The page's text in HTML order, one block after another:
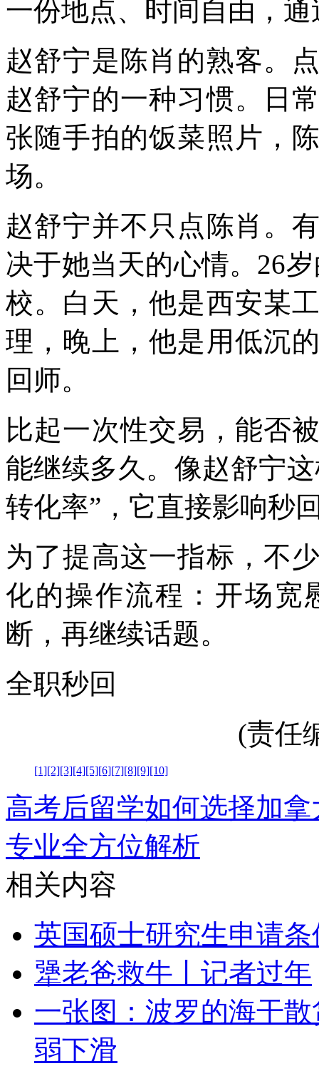
一份地点、时间自由，
赵舒宁是陈肖的熟客。
赵舒宁的一种习惯。日
张随手拍的饭菜照片，
场。
赵舒宁并不只点陈肖。
决于她当天的心情。26
校。白天，他是西安某
理，晚上，他是用低沉
回师。
比起一次性交易，能否
能继续多久。像赵舒宁
转化率”，它直接影响秒
为了提高这一指标，不
化的操作流程：开场宽
断，再继续话题。
全职秒回
(责任
[1][2][3][4][5][6][7][8][9][10]
高考后留学如何选择加
专业全方位解析
相关内容
英国硕士研究生申请
犟老爸救牛丨记者过年
一张图：波罗的海干
弱下滑